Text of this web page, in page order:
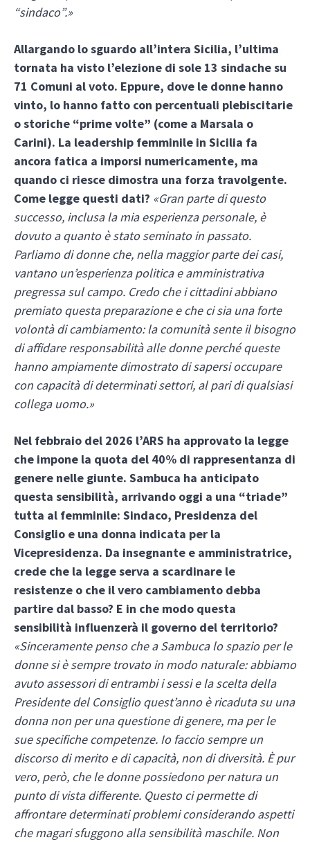
“sindaco”.»
Allargando lo sguardo all’intera Sicilia, l’ultima
tornata ha visto l’elezione di sole 13 sindache su
71 Comuni al voto. Eppure, dove le donne hanno
vinto, lo hanno fatto con percentuali plebiscitarie
o storiche “prime volte” (come a Marsala o
Carini). La leadership femminile in Sicilia fa
ancora fatica a imporsi numericamente, ma
quando ci riesce dimostra una forza travolgente.
Come legge questi dati? «Gran parte di questo
successo, inclusa la mia esperienza personale, è
dovuto a quanto è stato seminato in passato.
Parliamo di donne che, nella maggior parte dei casi,
vantano un’esperienza politica e amministrativa
pregressa sul campo. Credo che i cittadini abbiano
premiato questa preparazione e che ci sia una forte
volontà di cambiamento: la comunità sente il bisogno
di affidare responsabilità alle donne perché queste
hanno ampiamente dimostrato di sapersi occupare
con capacità di determinati settori, al pari di qualsiasi
collega uomo.»
Nel febbraio del 2026 l’ARS ha approvato la legge
che impone la quota del 40% di rappresentanza di
genere nelle giunte. Sambuca ha anticipato
questa sensibilità, arrivando oggi a una “triade”
tutta al femminile: Sindaco, Presidenza del
Consiglio e una donna indicata per la
Vicepresidenza. Da insegnante e amministratrice,
crede che la legge serva a scardinare le
resistenze o che il vero cambiamento debba
partire dal basso? E in che modo questa
sensibilità influenzerà il governo del territorio?
«Sinceramente penso che a Sambuca lo spazio per le
donne si è sempre trovato in modo naturale: abbiamo
avuto assessori di entrambi i sessi e la scelta della
Presidente del Consiglio quest’anno è ricaduta su una
donna non per una questione di genere, ma per le
sue specifiche competenze. Io faccio sempre un
discorso di merito e di capacità, non di diversità. È pur
vero, però, che le donne possiedono per natura un
punto di vista differente. Questo ci permette di
affrontare determinati problemi considerando aspetti
che magari sfuggono alla sensibilità maschile. Non